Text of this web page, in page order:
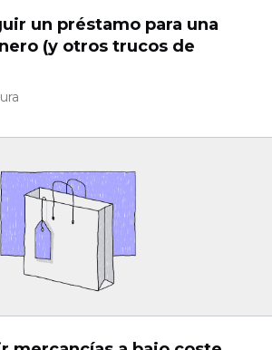
un préstamo para una
(y otros trucos de